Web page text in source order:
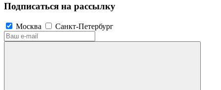
Подписаться на рассылку
Москва Санкт-Петербург